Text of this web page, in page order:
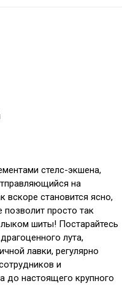
стелс-экшена,
на
вскоре становится ясно,
просто так
шиты! Постарайтесь
лута,
лавки, регулярно
и
до настоящего крупного